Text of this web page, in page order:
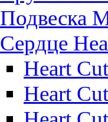
Подвеска
Сердце
Heart
Heart